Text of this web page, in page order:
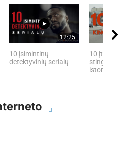
12:25
10 įsimintinų
detektyvinių serialų
10 įtemptų,
stingdančių
istorijų